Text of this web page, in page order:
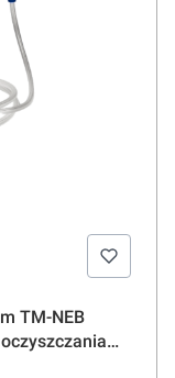
TM-NEB